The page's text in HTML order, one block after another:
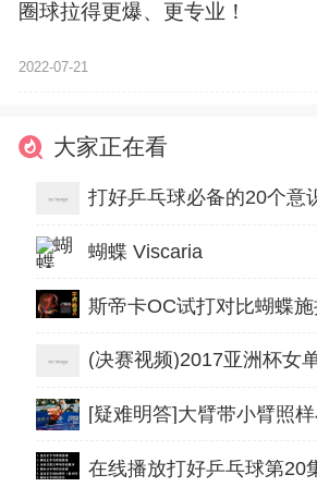
圈球拉得更爆、更专业！
2022-07-21
大家正在看
蝴蝶 Viscaria
[疑难明答]大臂带小臂照
在线播放打好乒乓球第20